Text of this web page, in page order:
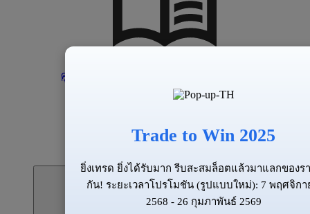
ศูนย์การเรียนรู้
ศูนย์สนับสนุนการซื้อขายทุกวันตลอด 24
Trade to Win 2025
ยิ่งเทรด ยิ่งได้รับมาก รีบสะสมล็อตแล้วมาแลกของร
กัน! ระยะเวลาโปรโมชัน (รูปแบบใหม่): 7 พฤศจิกา
2568 - 26 กุมภาพันธ์ 2569